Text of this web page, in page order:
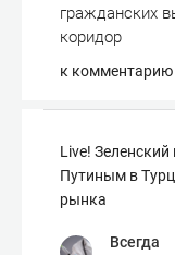
гражданских
коридор
к комментарию
Live! Зеленский
Путиным в
рынка
Всегда